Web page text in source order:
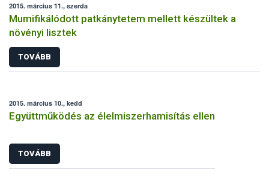
2015. március 11., szerda
Mumifikálódott patkánytetem mellett készültek a
növényi lisztek
TOVÁBB
2015. március 10., kedd
Együttműködés az élelmiszerhamisítás ellen
TOVÁBB